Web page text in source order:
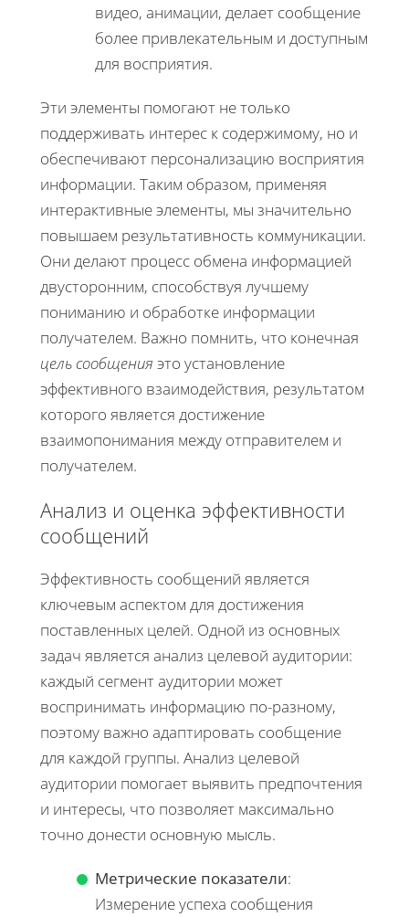
видео, анимации, делает сообщение
более привлекательным и доступным
для восприятия.
Эти элементы помогают не только
поддерживать интерес к содержимому, но и
обеспечивают персонализацию восприятия
информации. Таким образом, применяя
интерактивные элементы, мы значительно
повышаем результативность коммуникации.
Они делают процесс обмена информацией
двусторонним, способствуя лучшему
пониманию и обработке информации
получателем. Важно помнить, что конечная
цель сообщения это установление
эффективного взаимодействия, результатом
которого является достижение
взаимопонимания между отправителем и
получателем.
Анализ и оценка эффективности
сообщений
Эффективность сообщений является
ключевым аспектом для достижения
поставленных целей. Одной из основных
задач является анализ целевой аудитории:
каждый сегмент аудитории может
воспринимать информацию по-разному,
поэтому важно адаптировать сообщение
для каждой группы. Анализ целевой
аудитории помогает выявить предпочтения
и интересы, что позволяет максимально
точно донести основную мысль.
Метрические показатели:
Измерение успеха сообщения